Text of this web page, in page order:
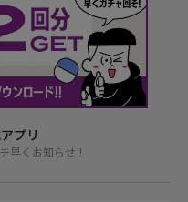
プリ
早くお知らせ！